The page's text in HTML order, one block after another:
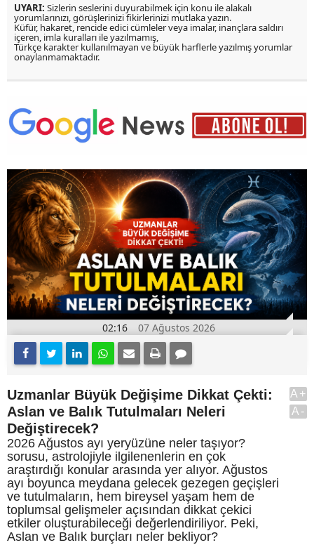
UYARI: Sizlerin seslerini duyurabilmek için konu ile alakalı
yorumlarınızı, görüşlerinizi fikirlerinizi mutlaka yazın.
Küfür, hakaret, rencide edici cümleler veya imalar, inançlara saldırı
içeren, imla kuralları ile yazılmamış,
Türkçe karakter kullanılmayan ve büyük harflerle yazılmış yorumlar
onaylanmamaktadır.
02:16 07 Ağustos 2026
Uzmanlar Büyük Değişime Dikkat Çekti:
Aslan ve Balık Tutulmaları Neleri
Değiştirecek?
2026 Ağustos ayı yeryüzüne neler taşıyor?
sorusu, astrolojiyle ilgilenenlerin en çok
araştırdığı konular arasında yer alıyor. Ağustos
ayı boyunca meydana gelecek gezegen geçişleri
ve tutulmaların, hem bireysel yaşam hem de
toplumsal gelişmeler açısından dikkat çekici
etkiler oluşturabileceği değerlendiriliyor. Peki,
Aslan ve Balık burçları neler bekliyor?
A+
A-